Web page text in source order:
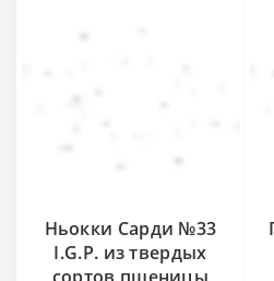
Ньокки Сарди №33
I.G.P. из твердых